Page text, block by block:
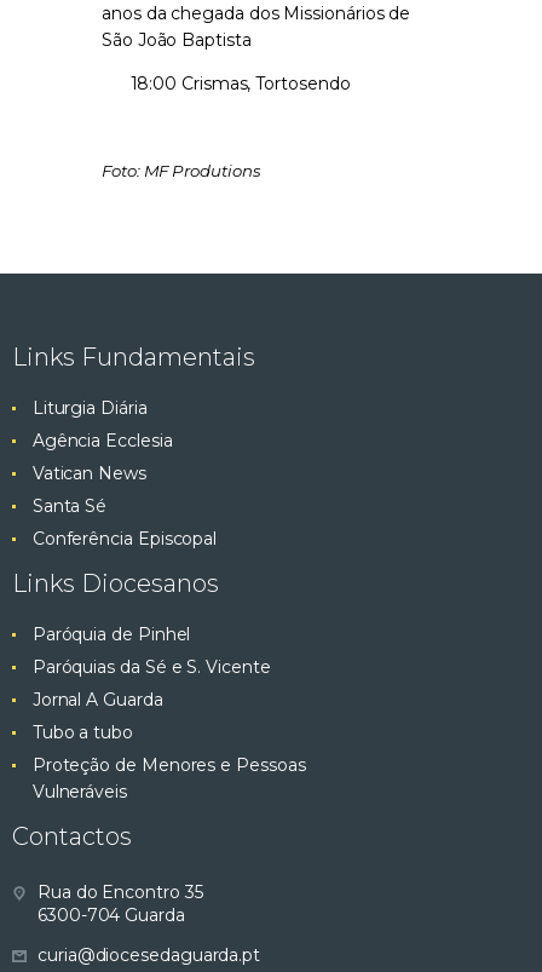
anos da chegada dos Missionários de
São João Baptista
18:00 Crismas, Tortosendo
Foto: MF Produtions
Links Fundamentais
Liturgia Diária
Agência Ecclesia
Vatican News
Santa Sé
Conferência Episcopal
Links Diocesanos
Paróquia de Pinhel
Paróquias da Sé e S. Vicente
Jornal A Guarda
Tubo a tubo
Proteção de Menores e Pessoas
Vulneráveis
Contactos
Rua do Encontro 35
6300-704 Guarda
curia@diocesedaguarda.pt